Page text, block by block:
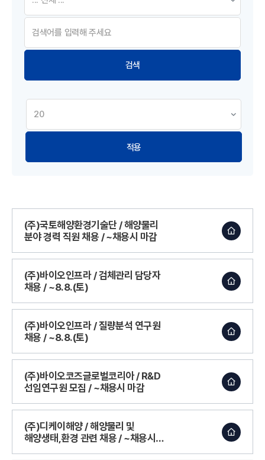
적용
(주)국토해양환경기술단 / 해양물리
분야 경력 직원 채용 / ~채용시 마감
(주)바이오인프라 / 검체관리 담당자
채용 / ~8.8.(토)
(주)바이오인프라 / 질량분석 연구원
채용 / ~8.8.(토)
(주)바이오코즈글로벌코리아 / R&D
선임연구원 모집 / ~채용시 마감
(주)디케이해양 / 해양물리 및
해양생태,환경 관련 채용 / ~채용시